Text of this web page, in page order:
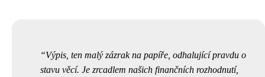
Výpis, ten malý zázrak na papíře, odhalující pravdu o
stavu věcí. Je zrcadlem našich finančních rozhodnutí,